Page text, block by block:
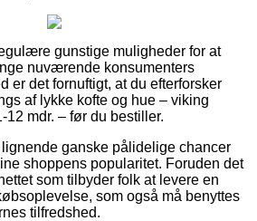
gunstige muligheder for at
nuværende konsumenters
er det fornuftigt, at du efterforsker
af lykke kofte og hue – viking
mdr. – før du bestiller.
ganske pålidelige chancer
shoppens popularitet. Foruden det
som tilbyder folk at levere en
som også må benyttes
tilfredshed.